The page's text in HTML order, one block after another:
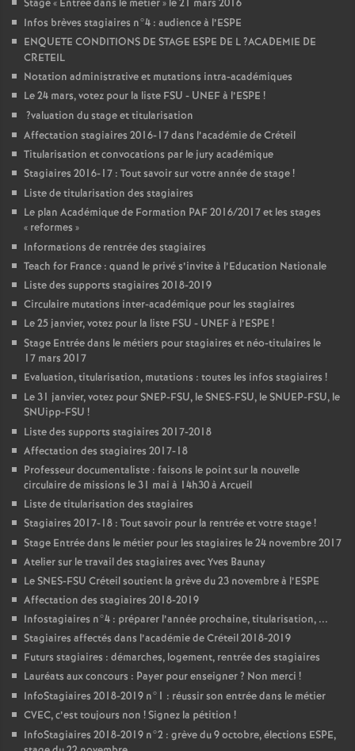
Stage « Entrée dans le métier» le 21 mars 2016
Infos brèves stagiaires n°4 : audience à l’ESPE
ENQUETE CONDITIONS DE STAGE ESPE DE L?ACADEMIE DE
CRETEIL
Notation administrative et mutations intra-académiques
Le 24 mars, votez pour la liste FSU - UNEFà l’ESPE !
?valuation du stage et titularisation
Affectation stagiaires 2016-17 dans l’académie de Créteil
Titularisation et convocations par le jury académique
Stagiaires 2016-17 : Tout savoir sur votre année de stage!
Liste de titularisation des stagiaires
Le plan Académique de Formation PAF2016/2017 et les stages
« reformes »
Informations de rentrée des stagiaires
Teach for France : quand le privé s’invite à l’Education Nationale
Liste des supports stagiaires 2018-2019
Circulaire mutations inter-académique pour les stagiaires
Le 25 janvier, votez pour la liste FSU - UNEFà l’ESPE !
Stage Entrée dans le métiers pour stagiaires et néo-titulaires le
17 mars 2017
Evaluation, titularisation, mutations : toutes les infos stagiaires !
Le 31 janvier, votez pourSNEP-FSU, leSNES-FSU, leSNUEP-FSU, le
SNUipp-FSU !
Liste des supports stagiaires 2017-2018
Affectation des stagiaires 2017-18
Professeur documentaliste : faisons le point sur la nouvelle
circulaire de missions le 31 mai à 14h30 à Arcueil
Liste de titularisation des stagiaires
Stagiaires 2017-18 : Tout savoir pour la rentrée et votre stage!
Stage Entrée dans le métier pour les stagiaires le 24 novembre 2017
Atelier sur le travail des stagiaires avec Yves Baunay
LeSNES-FSU Créteil soutient la grève du 23 novembre à l’ESPE
Affectation des stagiaires 2018-2019
Infostagiaires n°4 : préparer l’année prochaine, titularisation, ...
Stagiaires affectés dans l’académie de Créteil 2018-2019
Futurs stagiaires : démarches, logement, rentrée des stagiaires
Lauréats aux concours : Payer pour enseigner? Non merci !
InfoStagiaires 2018-2019 n°1 : réussir son entrée dans le métier
CVEC, c’est toujours non ! Signez la pétition !
InfoStagiaires 2018-2019 n°2 : grève du 9 octobre, élections ESPE,